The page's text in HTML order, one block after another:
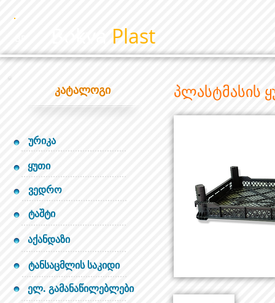
Plast
კატალოგი
ურიკა
ყუთი
ვედრო
ტაშტი
აქანდაზი
ტანსაცმლის საკიდი
ელ. გამანაწილებლები
პლასტმასის